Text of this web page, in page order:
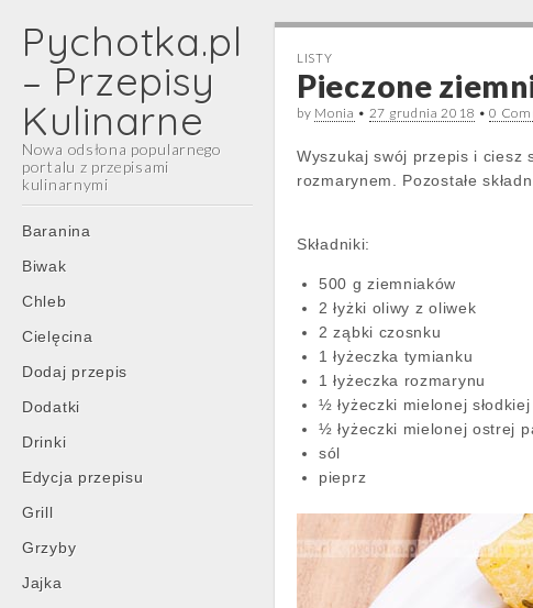
Pychotka.pl
– Przepisy
Kulinarne
Nowa odsłona popularnego
portalu z przepisami
kulinarnymi
Main
menu
Skip
content
Baranina
Biwak
Chleb
Cielęcina
Dodaj przepis
Dodatki
Drinki
Edycja przepisu
Grill
Grzyby
Jajka
LISTY
Pieczone
by Monia • 27 grudnia 2018 •0
Wyszukaj swój przepis i ciesz
rozmarynem. Pozostałe
Składniki:
500 g ziemniaków
2 łyżki oliwy z oliwek
2 ząbki czosnku
1 łyżeczka tymianku
1 łyżeczka rozmarynu
½ łyżeczki mielonej
½ łyżeczki mielonej ostrej
sól
pieprz